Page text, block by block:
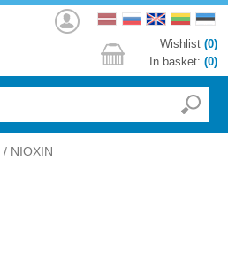
Log
in
Wishlist (0)
In basket: (0)
/ NIOXIN